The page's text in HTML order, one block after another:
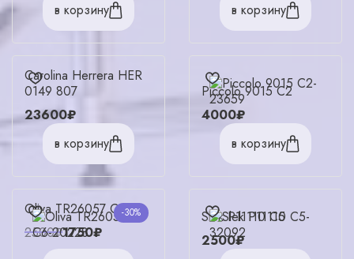
в корзину
в корзину
Carolina Herrera HER
0149 807
23600₽
в корзину
Piccolo 9015 C2
4000₽
в корзину
-30%
Oliva TR26057 C6
2500₽1750₽
Slek P11110 C5
2500₽